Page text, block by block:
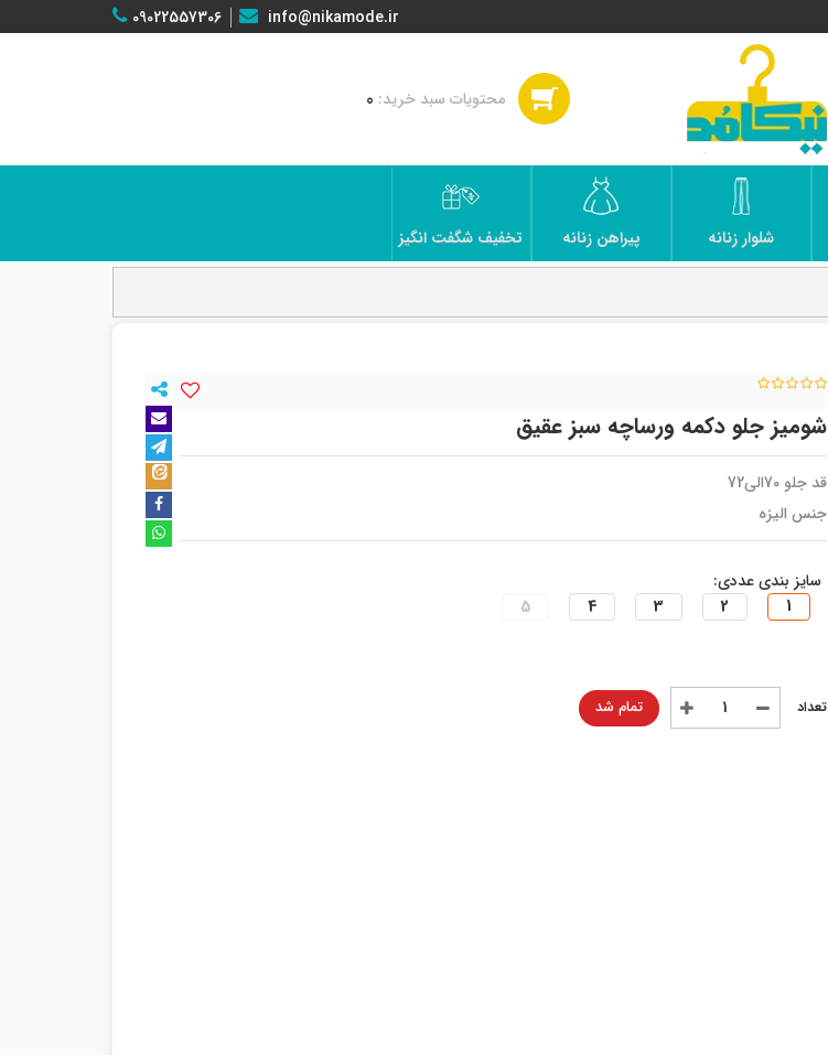
09022557306 info@nikamode.ir
0
شلوار زنانه پیراهن زنانه تخفیف شگفت انگیز
شومیز جلو دکمه ورساچه سبز عقیق
قد جلو 70الی72
جنس الیزه
سایز بندی عددی:
1
2
3
4
5
تمام شد